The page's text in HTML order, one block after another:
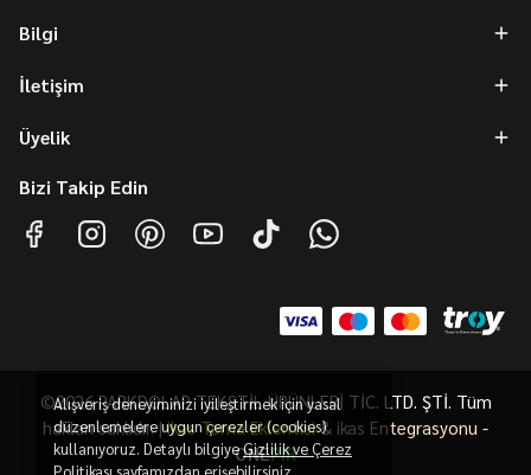
Alışveriş deneyiminizi iyileştirmek için yasal
düzenlemelere uygun çerezler (cookies)
kullanıyoruz. Detaylı bilgiyeGizlilik ve Çerez
Politikası sayfamızdan erişebilirsiniz.
Bilgi
İletişim
Üyelik
Bizi Takip Edin
©2026 PARKDOLAP TEKSTİL ÜRÜNLERİ TİC. LTD. ŞTİ. Tüm
hakları saklıdır. |ikas Tema Eklentisi& ikas Entegrasyonu -
ONEPiR